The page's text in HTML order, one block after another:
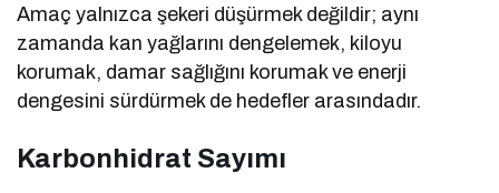
Amaç yalnızca şekeri düşürmek değildir; aynı
zamanda kan yağlarını dengelemek, kiloyu
korumak, damar sağlığını korumak ve enerji
dengesini sürdürmek de hedefler arasındadır.
Karbonhidrat Sayımı